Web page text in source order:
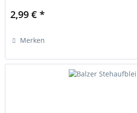
2,99 € *
Merken